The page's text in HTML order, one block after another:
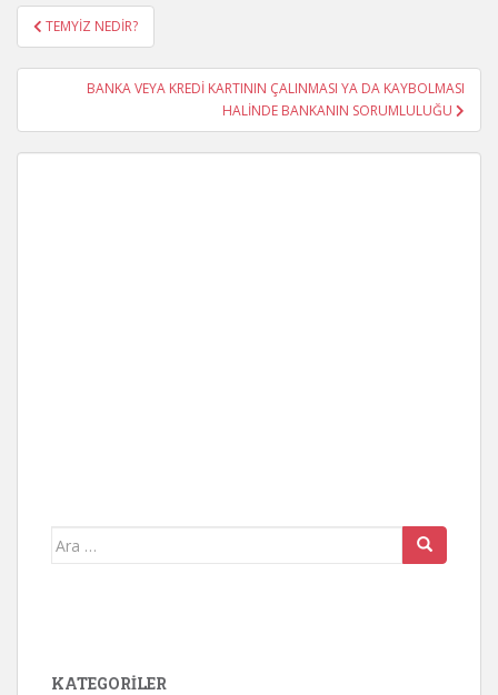
Yazı
gezinmesi
TEMYİZ NEDİR?
BANKA VEYA KREDİ KARTININ ÇALINMASI YA DA KAYBOLMASI
HALİNDE BANKANIN SORUMLULUĞU
Arama
KATEGORİLER